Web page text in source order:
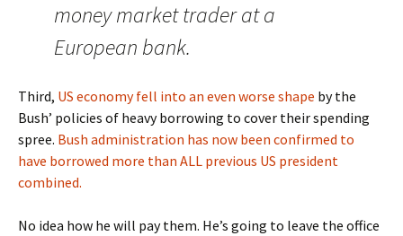
money market trader at a
European bank.
Third, US economy fell into an even worse shape by the
Bush’ policies of heavy borrowing to cover their spending
spree. Bush administration has now been confirmed to
have borrowed more than ALL previous US president
combined.
No idea how he will pay them. He’s going to leave the office